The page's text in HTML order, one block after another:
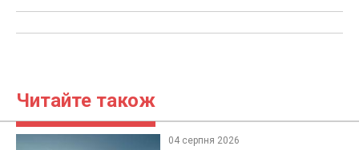
Читайте також
04 серпня 2026